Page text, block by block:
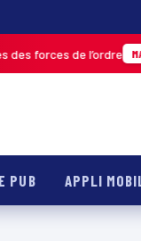
de l’ordre MARTINIQUE
PUB APPLI